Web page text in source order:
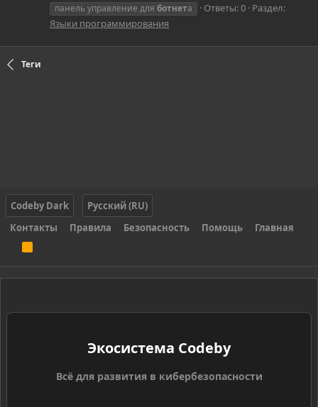
панель управление для ботнета Ответы: 0 Раздел:
Языки программирования
Теги
Codeby Dark
Русский (RU)
Контакты
Правила Безопасность Помощь Главная
S
Экосистема Codeby
Всё для развития в кибербезопасности